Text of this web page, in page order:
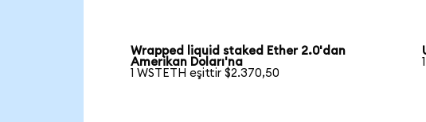
Wrapped liquid staked Ether 2.0'dan
Amerikan Doları'na
1 WSTETH eşittir $2.370,50